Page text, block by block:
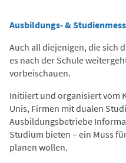
Ausbildungs- &
Auch all diejenigen, die sich
es nach der Schule
vorbeischauen.
Initiiert und organisiert vom
Unis, Firmen mit dualen
Ausbildungsbetriebe
Studium bieten – ein Muss
planen wollen.